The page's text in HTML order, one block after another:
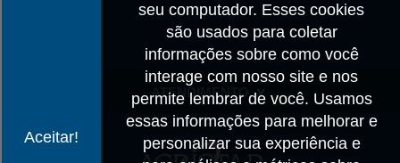
Aceitar!
seu computador. Esses cookies
são usados para coletar
informações sobre como você
interage com nosso site e nos
permite lembrar de você. Usamos
essas informações para melhorar e
personalizar sua experiência e
ATENDIMENTO